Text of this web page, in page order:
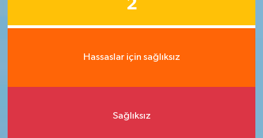
2
Hassaslar için sağlıksız
Sağlıksız